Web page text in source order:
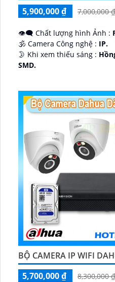
5,900,000 ₫
7,000,000 ₫
👁️‍🗨 Chất lượng hình Ảnh :
🕉️ Camera Công nghệ : IP.
🌛 Khi xem thiếu sáng :
SMD.
BỘ CAMERA IP WIFI
5,700,000 ₫
8,300,000 ₫